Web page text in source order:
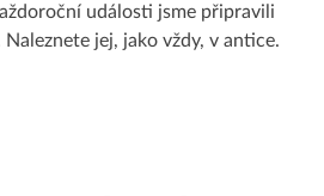
události jsme připravili
jej, jako vždy, v antice.